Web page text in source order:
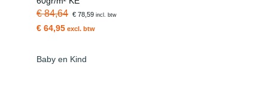
€ 84,64 € 78,59incl. btw
€ 64,95 excl. btw
Baby en Kind